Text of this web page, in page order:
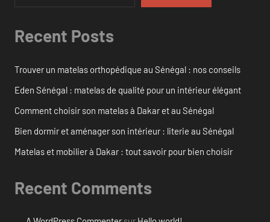
Recent Posts
Trouver un matelas orthopédique au Sénégal : nos conseils
Eden Sénégal : matelas de qualité pour un intérieur élégant
Comment choisir son matelas à Dakar et au Sénégal
Bien dormir et aménager son intérieur : literie au Sénégal
Matelas et mobilier à Dakar : tout savoir pour bien choisir
Recent Comments